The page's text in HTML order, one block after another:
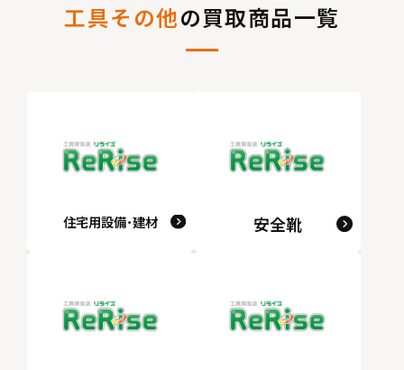
工具その他の買取商品一覧
住宅用設備･建材 安全靴